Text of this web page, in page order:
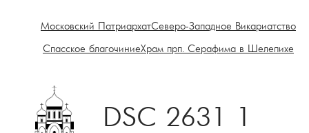
Московский ПатриархатСеверо-Западное Викариатство
Спасское благочиниеХрам прп. Серафима в Шелепихе
DSC 2631 1